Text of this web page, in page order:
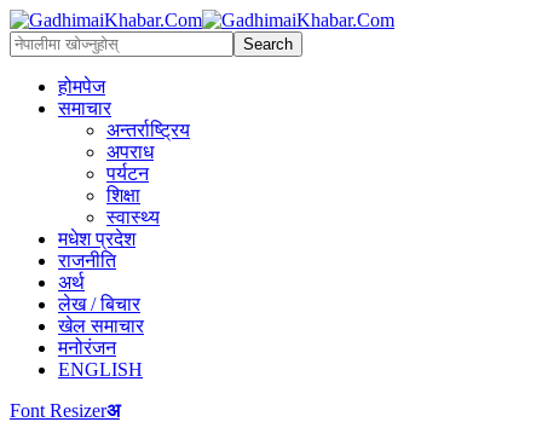
होमपेज
समाचार
अन्तर्राष्ट्रिय
अपराध
पर्यटन
शिक्षा
स्वास्थ्य
मधेश प्रदेश
राजनीति
अर्थ
लेख / बिचार
खेल समाचार
मनोरंजन
ENGLISH
Font Resizerअ